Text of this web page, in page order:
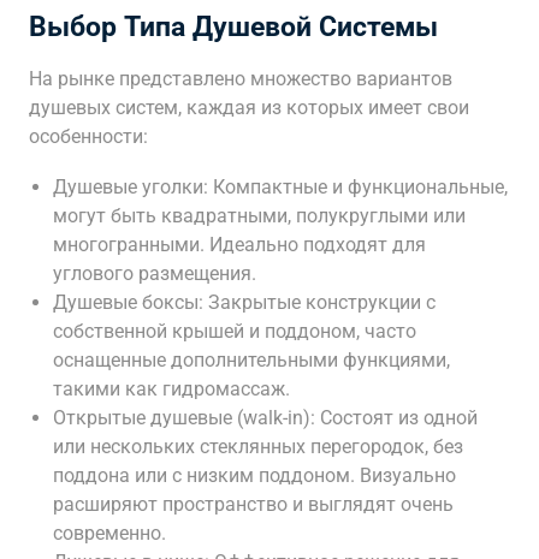
Выбор Типа Душевой Системы
На рынке представлено множество вариантов
душевых систем, каждая из которых имеет свои
особенности:
Душевые уголки: Компактные и функциональные,
могут быть квадратными, полукруглыми или
многогранными. Идеально подходят для
углового размещения.
Душевые боксы: Закрытые конструкции с
собственной крышей и поддоном, часто
оснащенные дополнительными функциями,
такими как гидромассаж.
Открытые душевые (walk-in): Состоят из одной
или нескольких стеклянных перегородок, без
поддона или с низким поддоном. Визуально
расширяют пространство и выглядят очень
современно.